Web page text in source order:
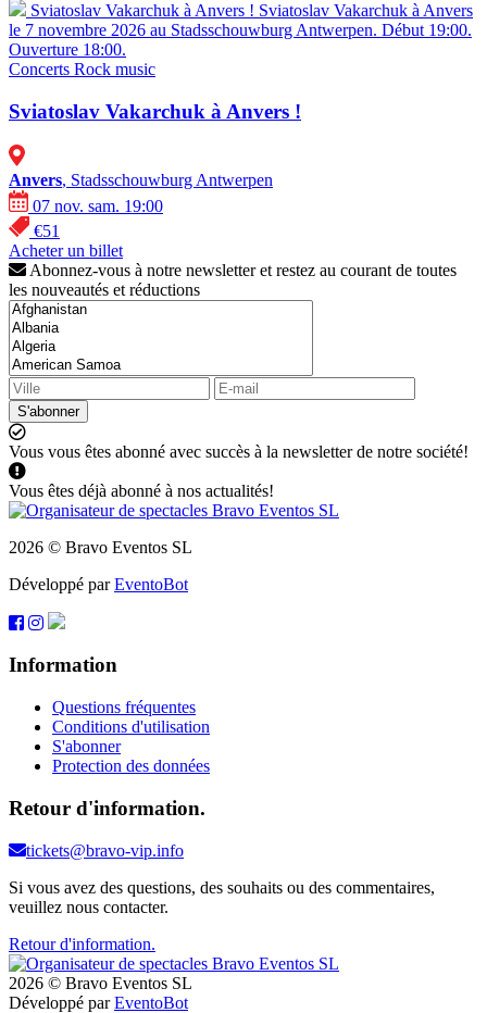
Sviatoslav Vakarchuk à Anvers ! Sviatoslav Vakarchuk à Anvers
le 7 novembre 2026 au Stadsschouwburg Antwerpen. Début 19:00.
Ouverture 18:00.
Concerts Rock music
Sviatoslav Vakarchuk à Anvers !
Anvers, Stadsschouwburg Antwerpen
07 nov. sam. 19:00
€51
Acheter un billet
Abonnez-vous à notre newsletter et restez au courant de toutes
les nouveautés et réductions
S'abonner
Vous vous êtes abonné avec succès à la newsletter de notre société!
Vous êtes déjà abonné à nos actualités!
2026 © Bravo Eventos SL
Développé parEventoBot
Information
Questions fréquentes
Conditions d'utilisation
S'abonner
Protection des données
Retour d'information.
tickets@bravo-vip.info
Si vous avez des questions, des souhaits ou des commentaires,
veuillez nous contacter.
Retour d'information.
2026 © Bravo Eventos SL
Développé parEventoBot